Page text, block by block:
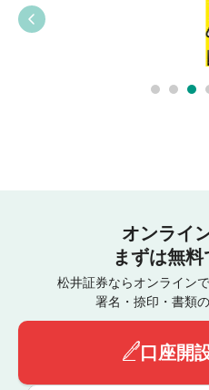
オンライ
まずは無
松井証券ならオンライン
署名・捺印・書類
口座開